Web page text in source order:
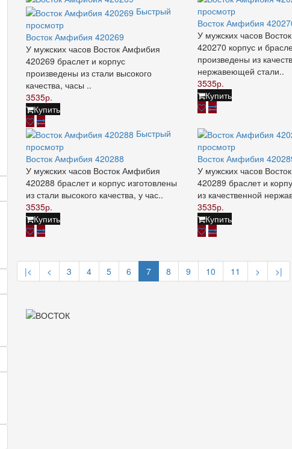
Быстрый
просмотр
Восток Амфибия 420269
У мужских часов Восток Амфибия
420269 браслет и корпус
произведены из стали высокого
качества, часы ..
3535р.
Купить
просмотр
Восток Амфибия
У мужских часов
420270 корпус и
произведены из
нержавеющей стали..
3535р.
Купить
Быстрый
просмотр
Восток Амфибия 420288
У мужских часов Восток Амфибия
420288 браслет и корпус изготовлены
из стали высокого качества, у час..
3535р.
Купить
просмотр
Восток Амфибия
У мужских часов
420289 браслет и
из качественной
3535р.
Купить
|< < 3 4 5 6 7 8 9 10 11 > >|